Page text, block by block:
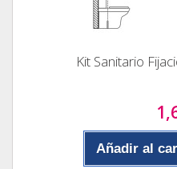
Kit Sanitario
Añadir al